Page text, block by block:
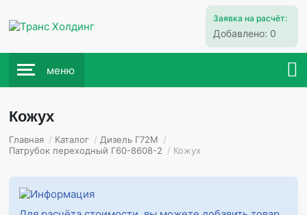
Заявка на расчёт:
Добавлено: 0
меню
Кожух
Главная / Каталог / Дизель Г72М /
Патрубок переходный Г60-8608-2 / Кожух